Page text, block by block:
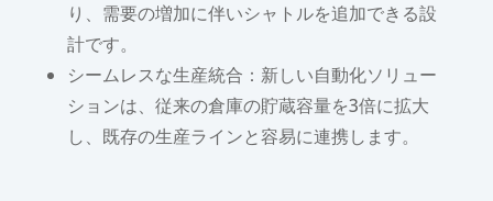
り、需要の増加に伴いシャトルを追加できる設
計です。
シームレスな生産統合：新しい自動化ソリュー
ションは、従来の倉庫の貯蔵容量を3倍に拡大
し、既存の生産ラインと容易に連携します。